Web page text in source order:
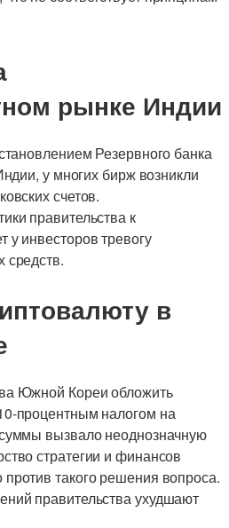
рынке Индии
Резервного банка
у многих бирж возникли
счетов.
правительства к
у инвесторов тревогу
средств.
в
Южной Кореи обложить
процентным налогом на
вызвало неоднозначную
стратегии и финансов
такого решения вопроса.
правительства ухудшают